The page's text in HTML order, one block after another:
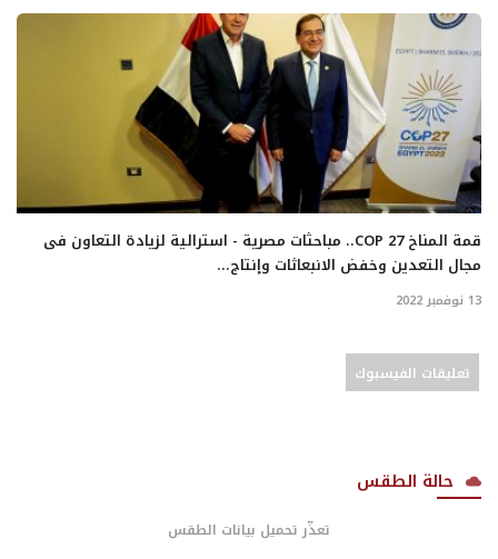
قمة المناخ COP 27.. مباحثات مصرية - استرالية لزيادة التعاون فى
مجال التعدين وخفض الانبعاثات وإنتاج...
13 نوفمبر 2022
تعليقات الفيسبوك
حالة الطقس
تعذّر تحميل بيانات الطقس